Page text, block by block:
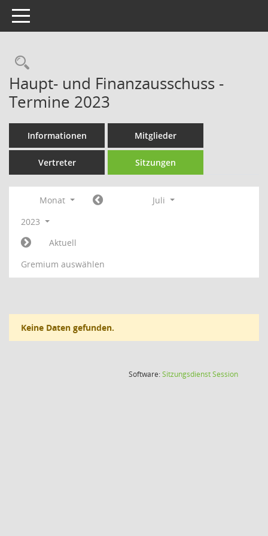
Toggle navigation
Rechercheauswahl
Haupt- und Finanzausschuss -
Termine 2023
Informationen Mitglieder
Vertreter Sitzungen
Monat
Juli
2023
Aktuell
Gremium auswählen
Keine Daten gefunden.
Software:SitzungsdienstSession(Wird in